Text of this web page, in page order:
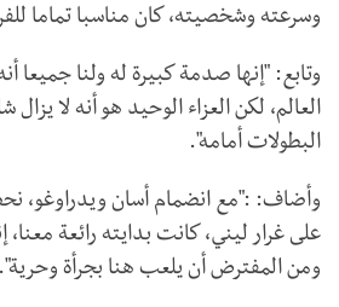
وسرعته وشخصيته، كان مناسبا تماما
وتابع: "إنها صدمة كبيرة له ولنا
العالم، لكن العزاء الوحيد هو أنه لا يزال
البطولات أمامه".
وأضاف: :"مع انضمام أسان ويدراوغو،
على غرار ليني، كانت بدايته رائعة معنا،
ومن المفترض أن يلعب هنا بجرأة وحرية".